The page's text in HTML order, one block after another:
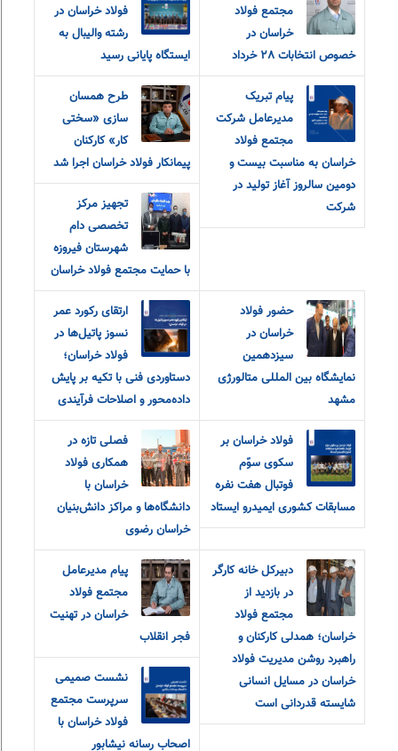
مجتمع فولاد
خراسان در
خصوص انتخابات ٢٨ خرداد
فولاد خراسان در
رشته والیبال به
ایستگاه پایانی رسید
پیام تبریک
مدیرعامل شرکت
مجتمع فولاد
خراسان به مناسبت بیست و
دومین سالروز آغاز تولید در
شرکت
طرح همسان
سازی «سختی
کار» کارکنان
پیمانکار فولاد خراسان اجرا شد
تجهیز مرکز
تخصصی دام
شهرستان فیروزه
با حمایت مجتمع فولاد خراسان
حضور فولاد
خراسان در
سیزدهمین
نمایشگاه بین المللی متالورژی
مشهد
ارتقای رکورد عمر
نسوز پاتیل‌ها در
فولاد خراسان؛
دستاوردی فنی با تکیه بر پایش
داده‌محور و اصلاحات فرآیندی
فولاد خراسان بر
سکوی سوّم
فوتبال هفت نفره
مسابقات کشوری ایمیدرو ایستاد
فصلی تازه در
همکاری فولاد
خراسان با
دانشگاه‌ها و مراکز دانش‌بنیان
خراسان رضوی
دبیرکل خانه کارگر
در بازدید از
مجتمع فولاد
خراسان؛ همدلی کارکنان و
راهبرد روشن مدیریت فولاد
خراسان در مسایل انسانی
شایسته قدردانی است
پیام مدیرعامل
مجتمع فولاد
خراسان در تهنیت
فجر انقلاب
نشست صمیمی
سرپرست مجتمع
فولاد خراسان با
اصحاب رسانه نیشابور